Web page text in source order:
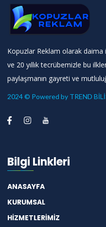
Kopuzlar Reklam olarak
ve 20 yıllık tecrübemizle bu
paylaşmanın gayreti ve
2024 © Powered by TREND
Bilgi Linkleri
ANASAYFA
KURUMSAL
HİZMETLERİMİZ